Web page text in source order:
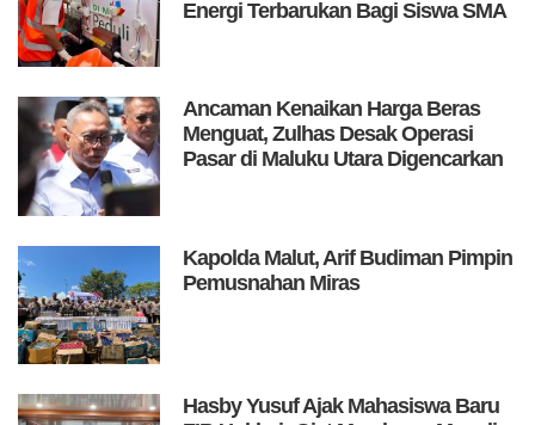
Energi Terbarukan Bagi Siswa SMA
Ancaman Kenaikan Harga Beras
Menguat, Zulhas Desak Operasi
Pasar di Maluku Utara Digencarkan
Kapolda Malut, Arif Budiman Pimpin
Pemusnahan Miras
Hasby Yusuf Ajak Mahasiswa Baru